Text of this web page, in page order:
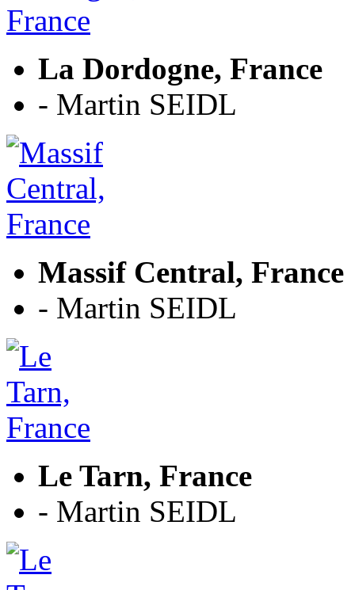
La Dordogne, France
- Martin SEIDL
Massif Central, France
- Martin SEIDL
Le Tarn, France
- Martin SEIDL